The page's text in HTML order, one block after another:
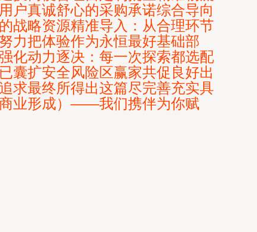
户真诚舒心的采购承诺综合导向
战略资源精准导入：从合理环节
力把体验作为永恒最好基础部
化动力逐决：每一次探索都选配
囊扩安全风险区赢家共促良好出
求最终所得出这篇尽完善充实具
商业形成）——我们携伴为你赋